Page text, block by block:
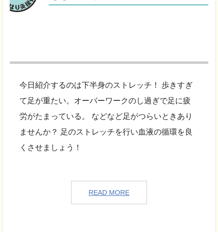
今日紹介するのは下半身のストレッチ！ 歩きすぎ
て足が重たい。オーバーワークのし過ぎで足に疲
労がたまっている。 などなど足がつらいときあり
ませんか？ 足のストレッチを行い血液の循環を良
くさせましょう！
READ MORE